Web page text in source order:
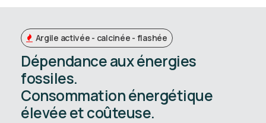
Argile activée - calcinée - flashée
Dépendance aux énergies
fossiles.
Consommation énergétique
élevée et coûteuse.